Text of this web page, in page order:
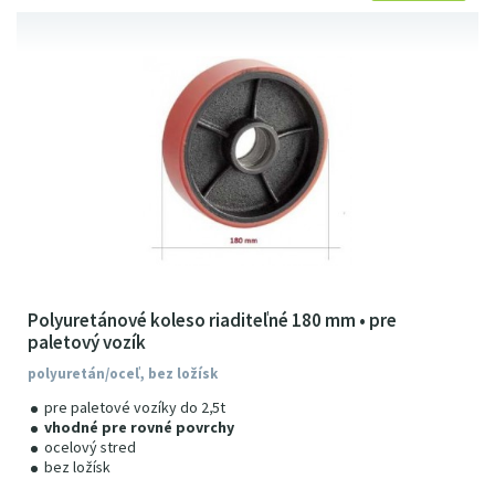
Polyuretánové koleso riaditeľné 180 mm • pre
paletový vozík
polyuretán/oceľ, bez ložísk
pre paletové vozíky do 2,5t
vhodné pre rovné povrchy
ocelový stred
bez ložísk